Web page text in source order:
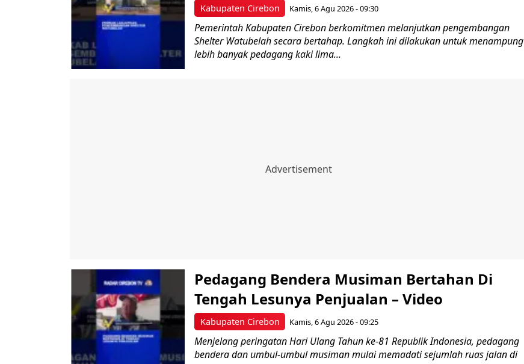
Kabupaten Cirebon Kamis, 6 Agu 2026 - 09:30
Pemerintah Kabupaten Cirebon berkomitmen melanjutkan pengembangan
Shelter Watubelah secara bertahap. Langkah ini dilakukan untuk menampung
lebih banyak pedagang kaki lima...
Kabupaten Cirebon
Pedagang Bendera Musiman Bertahan Di
Tengah Lesunya Penjualan – Video
Kamis, 6 Agu 2026 - 09:25
Menjelang peringatan Hari Ulang Tahun ke-81 Republik Indonesia, pedagang
bendera dan umbul-umbul musiman mulai memadati sejumlah ruas jalan di